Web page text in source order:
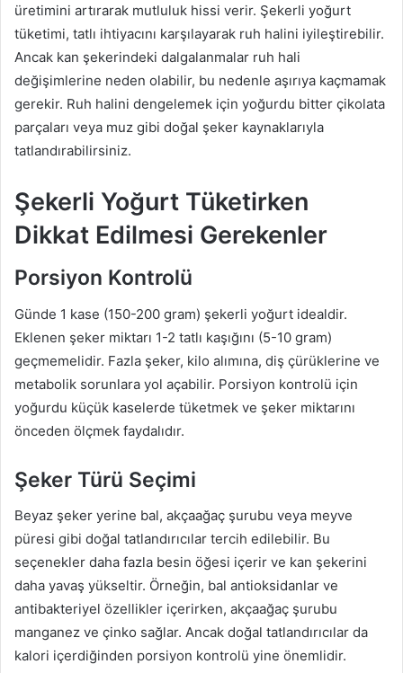
üretimini artırarak mutluluk hissi verir. Şekerli yoğurt
tüketimi, tatlı ihtiyacını karşılayarak ruh halini iyileştirebilir.
Ancak kan şekerindeki dalgalanmalar ruh hali
değişimlerine neden olabilir, bu nedenle aşırıya kaçmamak
gerekir. Ruh halini dengelemek için yoğurdu bitter çikolata
parçaları veya muz gibi doğal şeker kaynaklarıyla
tatlandırabilirsiniz.
Şekerli Yoğurt Tüketirken
Dikkat Edilmesi Gerekenler
Porsiyon Kontrolü
Günde 1 kase (150-200 gram) şekerli yoğurt idealdir.
Eklenen şeker miktarı 1-2 tatlı kaşığını (5-10 gram)
geçmemelidir. Fazla şeker, kilo alımına, diş çürüklerine ve
metabolik sorunlara yol açabilir. Porsiyon kontrolü için
yoğurdu küçük kaselerde tüketmek ve şeker miktarını
önceden ölçmek faydalıdır.
Şeker Türü Seçimi
Beyaz şeker yerine bal, akçaağaç şurubu veya meyve
püresi gibi doğal tatlandırıcılar tercih edilebilir. Bu
seçenekler daha fazla besin öğesi içerir ve kan şekerini
daha yavaş yükseltir. Örneğin, bal antioksidanlar ve
antibakteriyel özellikler içerirken, akçaağaç şurubu
manganez ve çinko sağlar. Ancak doğal tatlandırıcılar da
kalori içerdiğinden porsiyon kontrolü yine önemlidir.